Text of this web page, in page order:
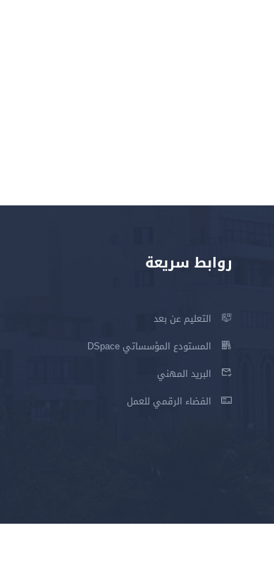
روابط سريعة
التعليم عن بعد
المستودع المؤسساتي DSpace
البريد المهني
الفضاء الرقمي للعمل